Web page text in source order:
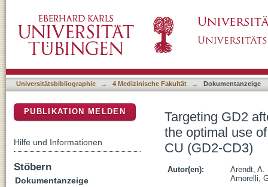
and the bispecific antibody construct NG-
Universitätsbibliographie → 4 Medizinische Fakultät → Dokumentanzeige
Targeting GD2
the optimal use
CU (GD2-CD3)
Autor(en):
Arendt, A.
Amorelli,
PUBLIKATION MELDEN
Hilfe und Informationen
Stöbern
Dokumentanzeige